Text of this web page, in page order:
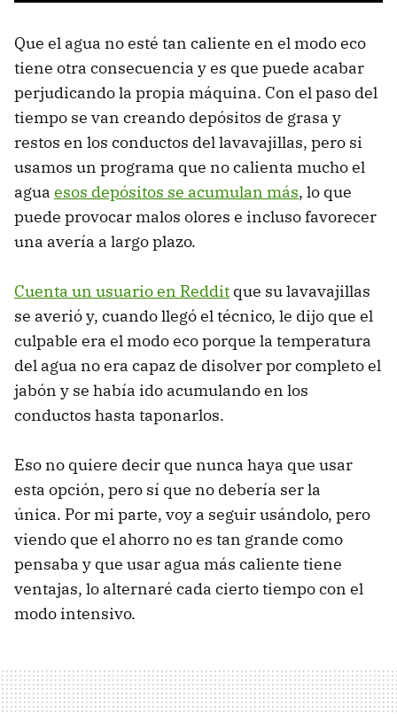
Que el agua no esté tan caliente en el modo eco
tiene otra consecuencia y es que puede acabar
perjudicando la propia máquina. Con el paso del
tiempo se van creando depósitos de grasa y
restos en los conductos del lavavajillas, pero si
usamos un programa que no calienta mucho el
agua esos depósitos se acumulan más, lo que
puede provocar malos olores e incluso favorecer
una avería a largo plazo.
Cuenta un usuario en Reddit que su lavavajillas
se averió y, cuando llegó el técnico, le dijo que el
culpable era el modo eco porque la temperatura
del agua no era capaz de disolver por completo el
jabón y se había ido acumulando en los
conductos hasta taponarlos.
Eso no quiere decir que nunca haya que usar
esta opción, pero sí que no debería ser la
única. Por mi parte, voy a seguir usándolo, pero
viendo que el ahorro no es tan grande como
pensaba y que usar agua más caliente tiene
ventajas, lo alternaré cada cierto tiempo con el
modo intensivo.